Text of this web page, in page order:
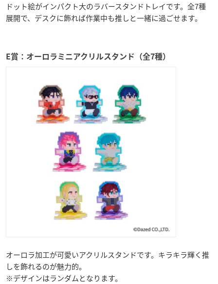
ドット絵がインパクト大のラバースタンドトレイです。全7種
展開で、デスクに飾れば作業中も推しと一緒に過ごせます。
E賞：オーロラミニアクリルスタンド（全7種）
オーロラ加工が可愛いアクリルスタンドです。キラキラ輝く推
しを飾れるのが魅力的。
※デザインはランダムとなります。